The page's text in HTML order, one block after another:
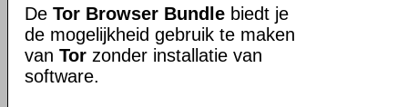
De Tor Browser Bundle biedt je
de mogelijkheid gebruik te maken
van Tor zonder installatie van
software.